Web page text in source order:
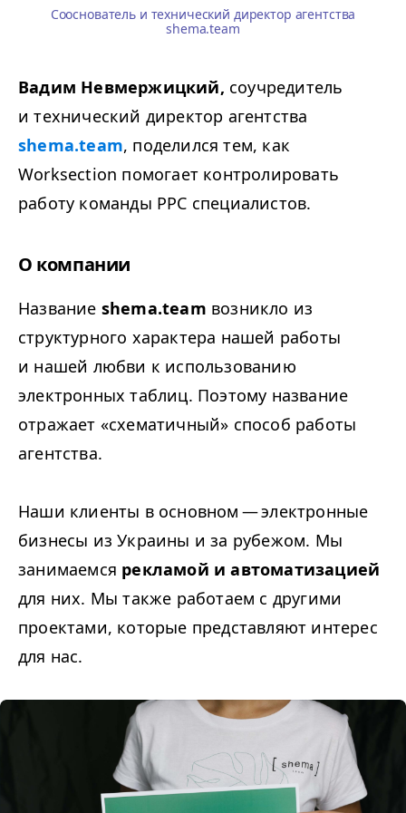
Сооснователь и технический директор агентства
shema.team
Вадим Невмержицкий, соучредитель
и технический директор агентства
shema.team, поделился тем, как
Worksection помогает контролировать
работу команды PPC специалистов.
О компании
Название shema.team возникло из
структурного характера нашей работы
и нашей любви к использованию
электронных таблиц. Поэтому название
отражает «схематичный» способ работы
агентства.
Наши клиенты в основном — электронные
бизнесы из Украины и за рубежом. Мы
занимаемся рекламой и автоматизацией
для них. Мы также работаем с другими
проектами, которые представляют интерес
для нас.